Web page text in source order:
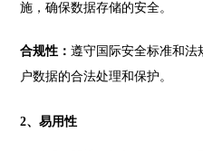
施，确保数据存储的安全。
合规性：遵守国际安全标准和法
户数据的合法处理和保护。
2、易用性